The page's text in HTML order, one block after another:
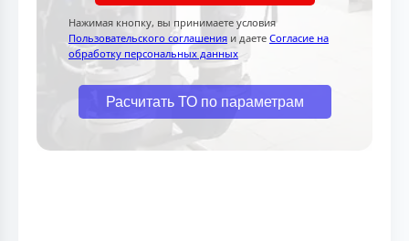
Нажимая кнопку, вы принимаете условия
Пользовательского соглашения и даете Согласие на
обработку персональных данных
Расчитать ТО по параметрам